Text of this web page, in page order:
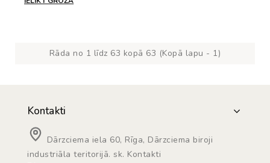
Rāda no 1 līdz 63 kopā 63 (Kopā lapu - 1)
Kontakti
Dārzciema iela 60, Rīga, Dārzciema biroji
industriāla teritorijā. sk. Kontakti